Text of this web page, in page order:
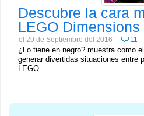
Descubre la cara
LEGO Dimensions
el 29 de Septiembre del 2016 - 11
¿Lo tiene en negro? muestra como
generar divertidas situaciones entre
LEGO